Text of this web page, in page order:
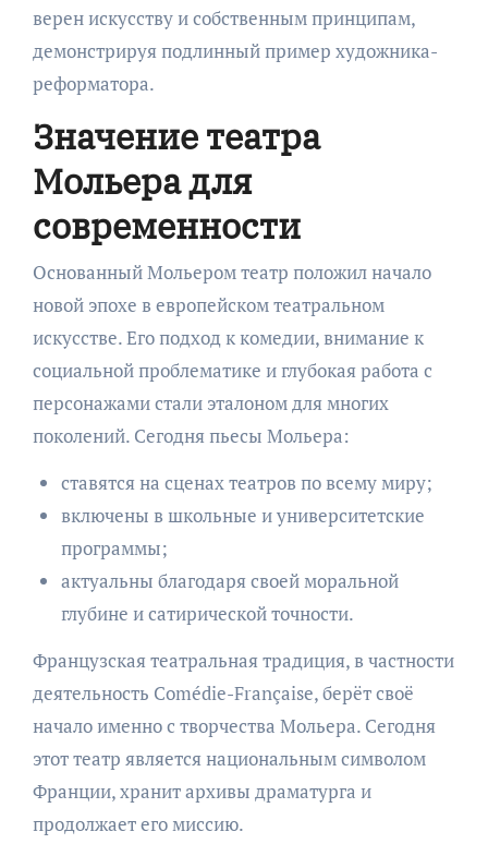
верен искусству и собственным принципам,
демонстрируя подлинный пример художника-
реформатора.
Значение театра
Мольера для
современности
Основанный Мольером театр положил начало
новой эпохе в европейском театральном
искусстве. Его подход к комедии, внимание к
социальной проблематике и глубокая работа с
персонажами стали эталоном для многих
поколений. Сегодня пьесы Мольера:
ставятся на сценах театров по всему миру;
включены в школьные и университетские
программы;
актуальны благодаря своей моральной
глубине и сатирической точности.
Французская театральная традиция, в частности
деятельность Comédie-Française, берёт своё
начало именно с творчества Мольера. Сегодня
этот театр является национальным символом
Франции, хранит архивы драматурга и
продолжает его миссию.